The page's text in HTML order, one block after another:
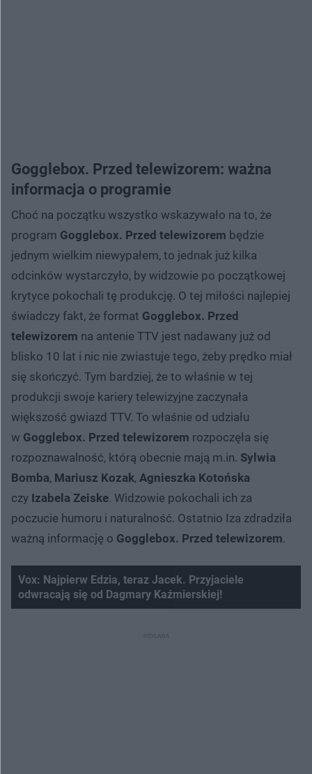
Gogglebox. Przed telewizorem: ważna
informacja o programie
Choć na początku wszystko wskazywało na to, że
program Gogglebox. Przed telewizorem będzie
jednym wielkim niewypałem, to jednak już kilka
odcinków wystarczyło, by widzowie po początkowej
krytyce pokochali tę produkcję. O tej miłości najlepiej
świadczy fakt, że format Gogglebox. Przed
telewizorem na antenie TTV jest nadawany już od
blisko 10 lat i nic nie zwiastuje tego, żeby prędko miał
się skończyć. Tym bardziej, że to właśnie w tej
produkcji swoje kariery telewizyjne zaczynała
większość gwiazd TTV. To właśnie od udziału
w Gogglebox. Przed telewizorem rozpoczęła się
rozpoznawalność, którą obecnie mają m.in. Sylwia
Bomba, Mariusz Kozak, Agnieszka Kotońska
czy Izabela Zeiske. Widzowie pokochali ich za
poczucie humoru i naturalność. Ostatnio Iza zdradziła
ważną informację o Gogglebox. Przed telewizorem.
Vox: Najpierw Edzia, teraz Jacek. Przyjaciele
odwracają się od Dagmary Kaźmierskiej!